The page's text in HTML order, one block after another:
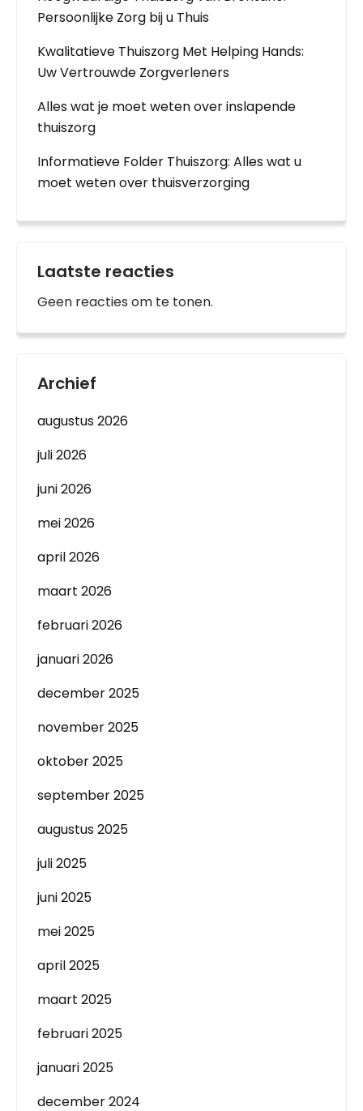
Persoonlijke Zorg bij u Thuis
Kwalitatieve Thuiszorg Met Helping Hands:
Uw Vertrouwde Zorgverleners
Alles wat je moet weten over inslapende
thuiszorg
Informatieve Folder Thuiszorg: Alles wat u
moet weten over thuisverzorging
Laatste reacties
Geen reacties om te tonen.
Archief
augustus 2026
juli 2026
juni 2026
mei 2026
april 2026
maart 2026
februari 2026
januari 2026
december 2025
november 2025
oktober 2025
september 2025
augustus 2025
juli 2025
juni 2025
mei 2025
april 2025
maart 2025
februari 2025
januari 2025
december 2024